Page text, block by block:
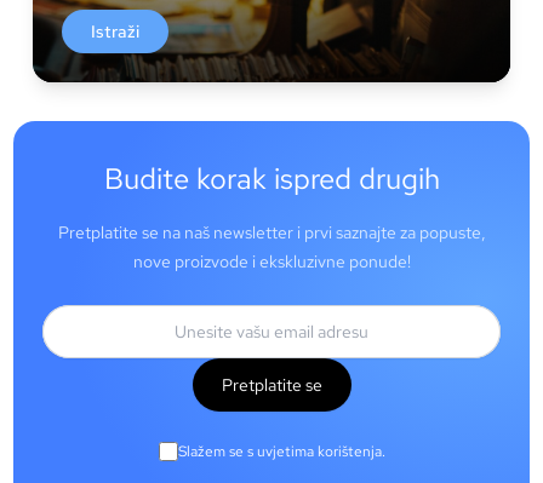
Istraži
Budite korak ispred drugih
Pretplatite se na naš newsletter i prvi saznajte za popuste,
nove proizvode i ekskluzivne ponude!
Pretplatite se
Slažem se s uvjetima korištenja.